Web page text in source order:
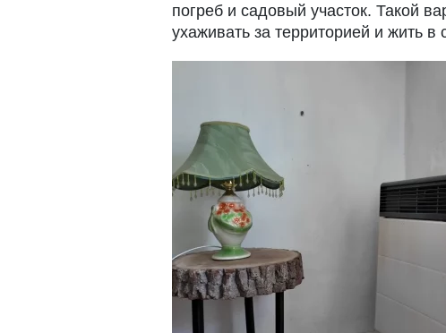
погреб и садовый участок. Такой
ухаживать за территорией и жить в